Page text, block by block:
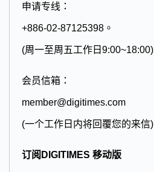
申请专线：
+886-02-87125398。
(周一至周五工作日9:00~18:00)
会员信箱：
member@digitimes.com
(一个工作日内将回覆您的来信)
订阅DIGITIMES 移动版